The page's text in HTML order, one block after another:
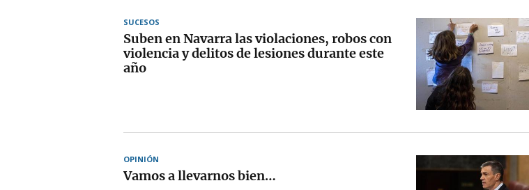
SUCESOS
Suben en Navarra las violaciones, robos con
violencia y delitos de lesiones durante este
año
OPINIÓN
Vamos a llevarnos bien…